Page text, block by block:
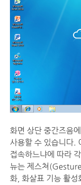
화면 상단 중간즈음
사용할 수 있습니다.
접속하느냐에 따라
뉴는 제스쳐
화, 화살표 기능 활성